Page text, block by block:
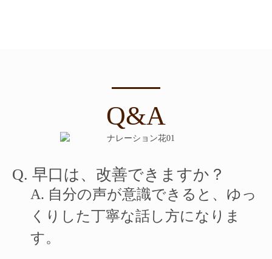
Q&A
Q. 早口は、改善できますか？
A. 自分の声が意識できると、ゆっ
くりした丁寧な話し方になりま
す。